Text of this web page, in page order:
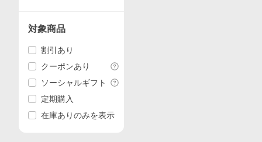
対象商品
割引あり
クーポンあり
ソーシャルギフト
定期購入
在庫ありのみを表示